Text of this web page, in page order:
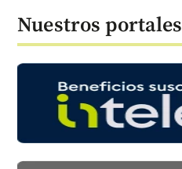
Nuestros portales